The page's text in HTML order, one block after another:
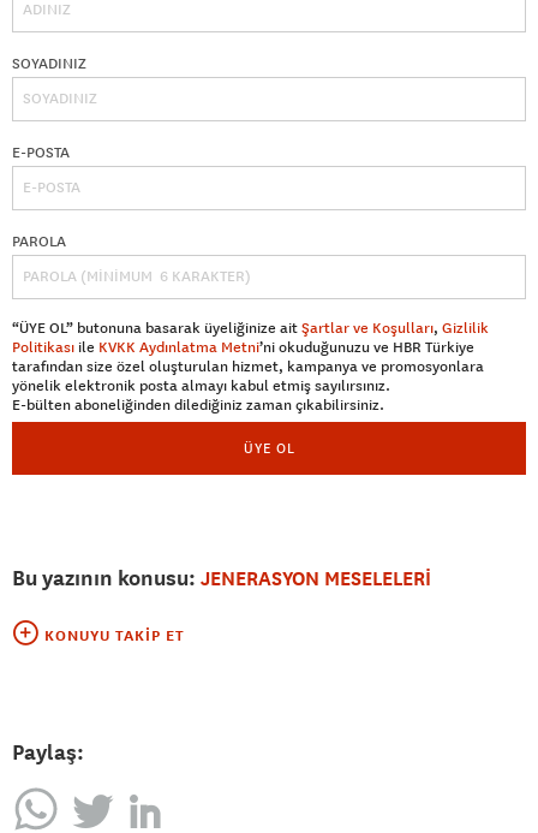
SOYADINIZ
E-POSTA
PAROLA
“ÜYE OL” butonuna basarak üyeliğinize aitŞartlar ve Koşulları, Gizlilik
Politikası ile KVKK Aydınlatma Metni’ni okuduğunuzu ve HBR Türkiye
tarafından size özel oluşturulan hizmet, kampanya ve promosyonlara
yönelik elektronik posta almayı kabul etmiş sayılırsınız.
E-bülten aboneliğinden dilediğiniz zaman çıkabilirsiniz.
ÜYE OL
Bu yazının konusu: JENERASYON MESELELERİ
KONUYU TAKIP ET
Paylaş: